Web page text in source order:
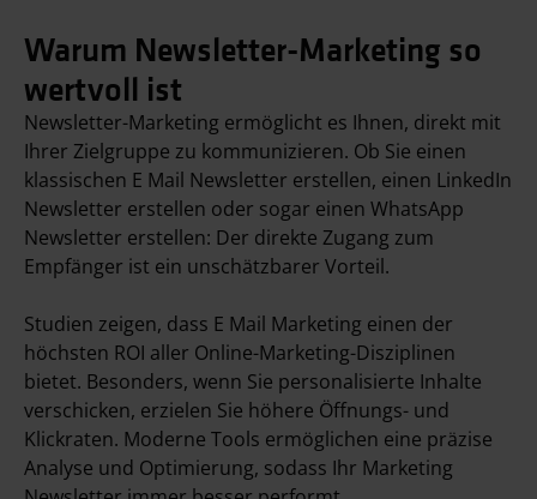
Warum Newsletter-Marketing so
wertvoll ist
Newsletter-Marketing ermöglicht es Ihnen, direkt mit
Ihrer Zielgruppe zu kommunizieren. Ob Sie einen
klassischen E Mail Newsletter erstellen, einen LinkedIn
Newsletter erstellen oder sogar einen WhatsApp
Newsletter erstellen: Der direkte Zugang zum
Empfänger ist ein unschätzbarer Vorteil.
Studien zeigen, dass E Mail Marketing einen der
höchsten ROI aller Online-Marketing-Disziplinen
bietet. Besonders, wenn Sie personalisierte Inhalte
verschicken, erzielen Sie höhere Öffnungs- und
Klickraten. Moderne Tools ermöglichen eine präzise
Analyse und Optimierung, sodass Ihr Marketing